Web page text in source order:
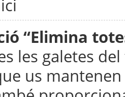
“Elimina
les galetes
us